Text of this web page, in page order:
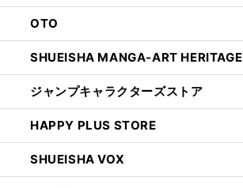
OTO
SHUEISHA MANGA-ART HERITAGE
ジャンプキャラクターズストア
HAPPY PLUS STORE
SHUEISHA VOX